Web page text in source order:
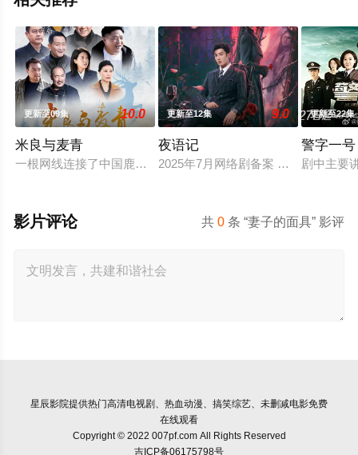
更新至09集 10.0
米良与麦青
一根网线连接了中国鹿鸣村和英国牛津，麦香通过视频向米良
更新至12集 9.0
夜语记
2025年7月网络剧备案 当代 都市 海
更新至22集
警字一号
剧中主要
共0 条 “妻子的面具” 影评
影片评论
星辰影院提供热门高清电视剧、热血动漫、搞笑综艺、未删减电影免费
在线观看
Copyright © 2022 007pf.com All Rights Reserved
吉ICP备06175798号